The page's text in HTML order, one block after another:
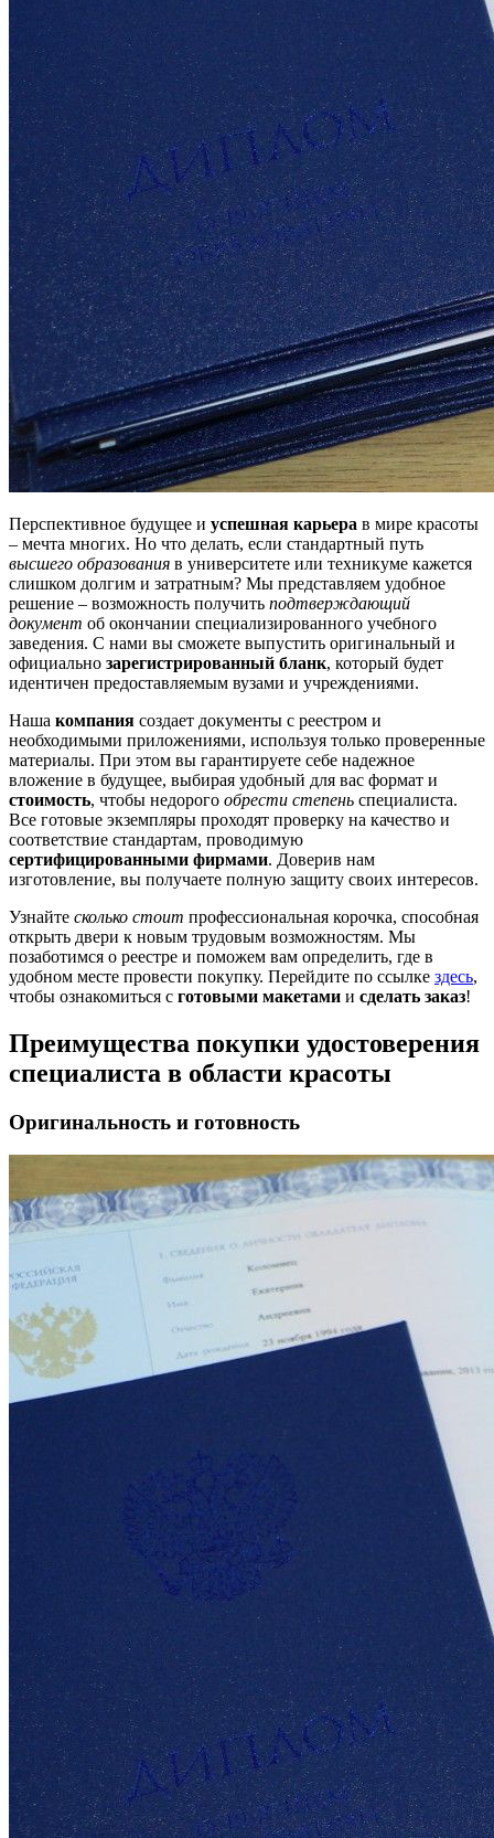
Перспективное будущее и успешная карьера в мире красоты
– мечта многих. Но что делать, если стандартный путь
высшего образования в университете или техникуме кажется
слишком долгим и затратным? Мы представляем удобное
решение – возможность получить подтверждающий
документ об окончании специализированного учебного
заведения. С нами вы сможете выпустить оригинальный и
официально зарегистрированный бланк, который будет
идентичен предоставляемым вузами и учреждениями.
Наша компания создает документы с реестром и
необходимыми приложениями, используя только проверенные
материалы. При этом вы гарантируете себе надежное
вложение в будущее, выбирая удобный для вас формат и
стоимость, чтобы недорого обрести степень специалиста.
Все готовые экземпляры проходят проверку на качество и
соответствие стандартам, проводимую
сертифицированными фирмами. Доверив нам
изготовление, вы получаете полную защиту своих интересов.
Узнайте сколько стоит профессиональная корочка, способная
открыть двери к новым трудовым возможностям. Мы
позаботимся о реестре и поможем вам определить, где в
удобном месте провести покупку. Перейдите по ссылке здесь,
чтобы ознакомиться с готовыми макетами и сделать заказ!
Преимущества покупки удостоверения
специалиста в области красоты
Оригинальность и готовность